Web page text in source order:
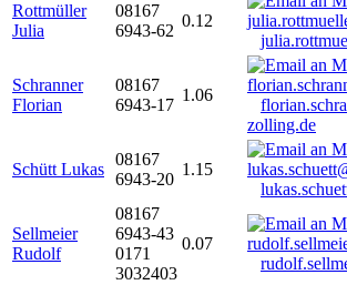
Rottmüller
Julia
08167
6943-62
0.12
Schranner
Florian
08167
6943-17
1.06
zolling.de
Schütt Lukas
08167
6943-20
1.15
Sellmeier
Rudolf
08167
6943-43
0171
3032403
0.07